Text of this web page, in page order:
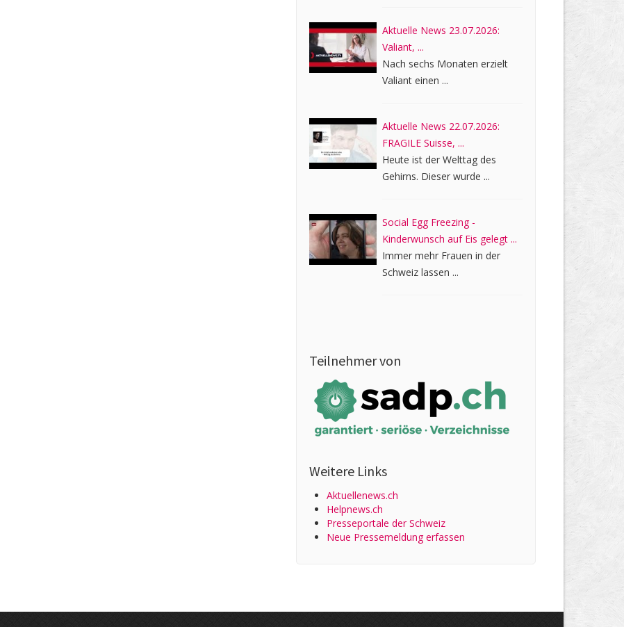
Aktuelle News 23.07.2026:
Valiant, ...
Nach sechs Monaten erzielt
Valiant einen ...
Aktuelle News 22.07.2026:
FRAGILE Suisse, ...
Heute ist der Welttag des
Gehirns. Dieser wurde ...
Social Egg Freezing -
Kinderwunsch auf Eis gelegt ...
Immer mehr Frauen in der
Schweiz lassen ...
Teilnehmer von
Weitere Links
Aktuellenews.ch
Helpnews.ch
Presseportale der Schweiz
Neue Pressemeldung erfassen